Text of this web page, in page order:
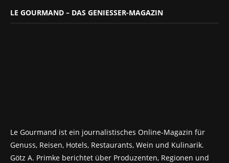
LE GOURMAND – DAS GENIESSER-MAGAZIN
Le Gourmand ist ein journalistisches Online-Magazin für
Genuss, Reisen, Hotels, Restaurants, Wein und Kulinarik.
Götz A. Primke berichtet über Produzenten, Regionen und